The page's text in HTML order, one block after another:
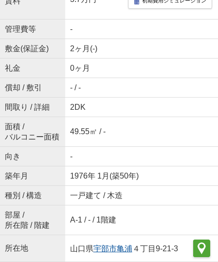
管理費等 -
敷金(保証金) 2ヶ月(-)
礼金 0ヶ月
償却 / 敷引 - / -
間取り / 詳細 2DK
面積 /
バルコニー面積
49.55㎡ / -
向き -
築年月 1976年 1月(築50年)
種別 / 構造 一戸建て / 木造
部屋 /
所在階 / 階建
A-1 / - / 1階建
所在地 山口県宇部市亀浦 ４丁目9-21-3